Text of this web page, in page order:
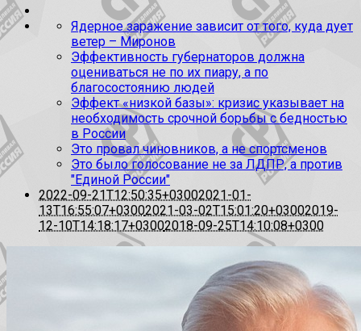
Ядерное заражение зависит от того, куда дует
ветер – Миронов
Эффективность губернаторов должна
оцениваться не по их пиару, а по
благосостоянию людей
Эффект «низкой базы»: кризис указывает на
необходимость срочной борьбы с бедностью
в России
Это провал чиновников, а не спортсменов
Это было голосование не за ЛДПР, а против
"Единой России"
2022-09-21T12:50:35+03002021-01-
13T16:55:07+03002021-03-02T15:01:20+03002019-
12-10T14:18:17+03002018-09-25T14:10:08+0300